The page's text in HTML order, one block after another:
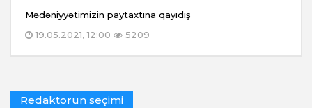
Mədəniyyətimizin paytaxtına qayıdış
19.05.2021, 12:00
5209
Redaktorun seçimi